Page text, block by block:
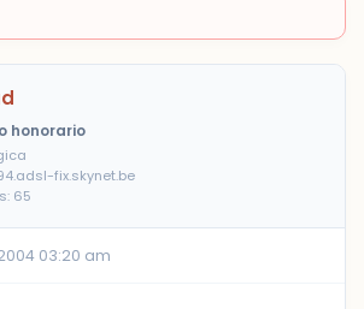
honorario
fix.skynet.be
65
03:20 am